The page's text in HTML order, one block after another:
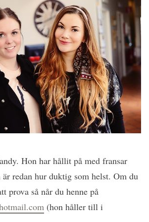
Hon har hållit på med fransar
är redan hur duktig som helst. Om du
prova så når du henne på
(hon håller till i